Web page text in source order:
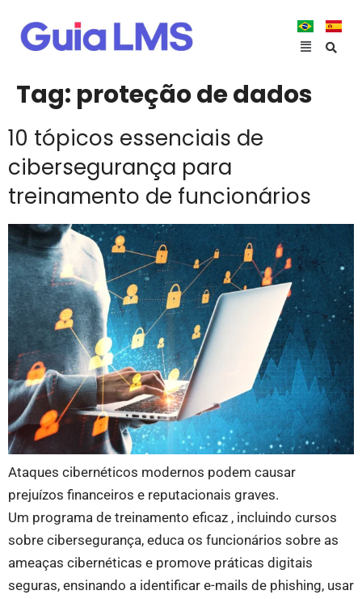
Tag: proteção de dados
10 tópicos essenciais de
cibersegurança para
treinamento de funcionários
Ataques cibernéticos modernos podem causar
prejuízos financeiros e reputacionais graves.
Um programa de treinamento eficaz , incluindo cursos
sobre cibersegurança, educa os funcionários sobre as
ameaças cibernéticas e promove práticas digitais
seguras, ensinando a identificar e-mails de phishing, usar